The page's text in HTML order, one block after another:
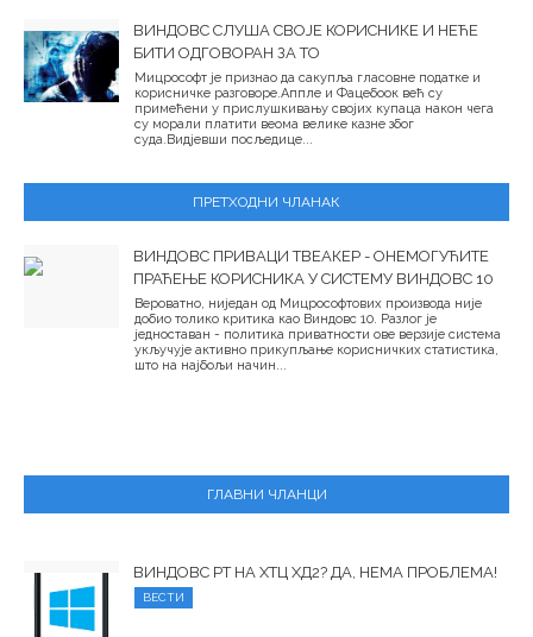
ВИНДОВС СЛУША СВОЈЕ КОРИСНИКЕ И НЕЋЕ
БИТИ ОДГОВОРАН ЗА ТО
Мицрософт је признао да сакупља гласовне податке и
корисничке разговоре.Аппле и Фацебоок већ су
примећени у прислушкивању својих купаца након чега
су морали платити веома велике казне због
суда.Видјевши посљедице...
ПРЕТХОДНИ ЧЛАНАК
ВИНДОВС ПРИВАЦИ ТВЕАКЕР - ОНЕМОГУЋИТЕ
ПРАЋЕЊЕ КОРИСНИКА У СИСТЕМУ ВИНДОВС 10
Вероватно, ниједан од Мицрософтових производа није
добио толико критика као Виндовс 10. Разлог је
једноставан - политика приватности ове верзије система
укључује активно прикупљање корисничких статистика,
што на најбољи начин...
ГЛАВНИ ЧЛАНЦИ
ВИНДОВС РТ НА ХТЦ ХД2? ДА, НЕМА ПРОБЛЕМА!
ВЕСТИ